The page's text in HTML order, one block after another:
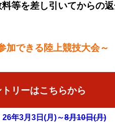
等を差し引いてからの
加できる陸上競技大会～
トリーはこちらから
26年3月3日(月)～8月10日(月)